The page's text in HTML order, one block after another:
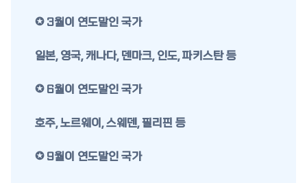
✪ 3월이 연도말인 국가
일본, 영국, 캐나다, 덴마크, 인도, 파키스탄 등
✪ 6월이 연도말인 국가
호주, 노르웨이, 스웨덴, 필리핀 등
✪9월이 연도말인 국가